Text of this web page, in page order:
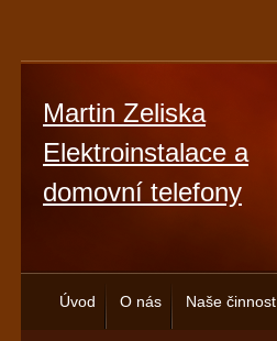
Martin Zeliska
Elektroinstalace a
domovní telefony
Úvod O nás Naše činnost